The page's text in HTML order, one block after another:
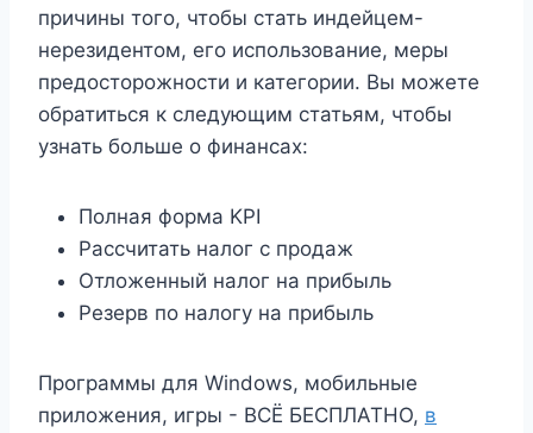
причины того, чтобы стать индейцем-
нерезидентом, его использование, меры
предосторожности и категории. Вы можете
обратиться к следующим статьям, чтобы
узнать больше о финансах:
Полная форма KPI
Рассчитать налог с продаж
Отложенный налог на прибыль
Резерв по налогу на прибыль
Программы для Windows, мобильные
приложения, игры - ВСЁ БЕСПЛАТНО, в